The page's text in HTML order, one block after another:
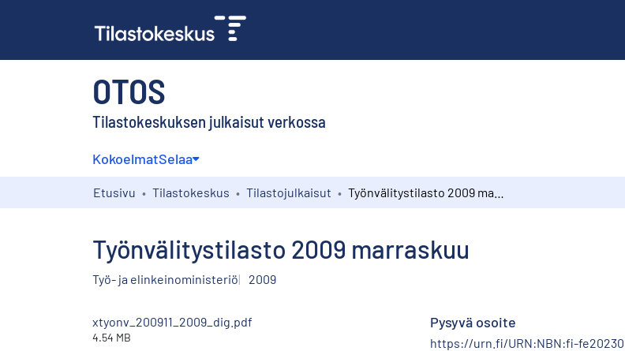
OTOS
Tilastokeskuksen julkaisut verkossa
KokoelmatSelaa
Etusivu Tilastokeskus Tilastojulkaisut
Työnvälitystilasto 2009 marraskuu
Työ- ja elinkeinoministeriö 2009
xtyonv_200911_2009_dig.pdf
4.54 MB
Pysyvä osoite
https://urn.fi/URN:NBN:fi-